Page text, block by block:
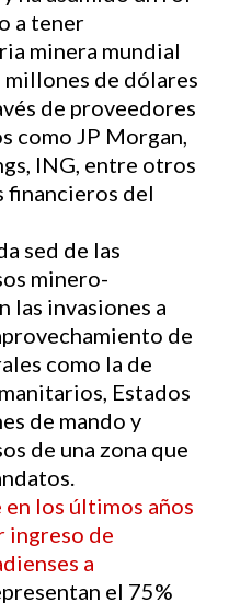
a tener
minera mundial
de dólares
de proveedores
como JP Morgan,
ING, entre otros
financieros del
sed de las
minero-
las invasiones a
de
como la de
Estados
de mando y
de una zona que
los últimos años
ingreso de
a
el 75%